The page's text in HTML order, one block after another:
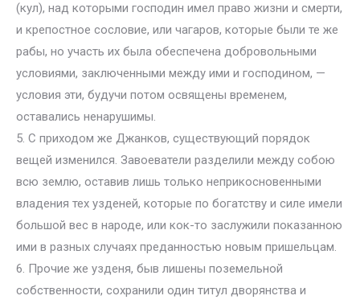
(кул), над которыми господин имел право жизни и смерти,
и крепостное сословие, или чагаров, которые были те же
рабы, но участь их была обеспечена добровольными
условиями, заключенными между ими и господином, —
условия эти, будучи потом освящены временем,
оставались ненарушимы.
5. С приходом же Джанков, существующий порядок
вещей изменился. Завоеватели разделили между собою
всю землю, оставив лишь только неприкосновенными
владения тех узденей, которые по богатству и силе имели
большой вес в народе, или кок-то заслужили показанною
ими в разных случаях преданностью новым пришельцам.
6. Прочие же узденя, быв лишены поземельной
собственности, сохранили один титул дворянства и